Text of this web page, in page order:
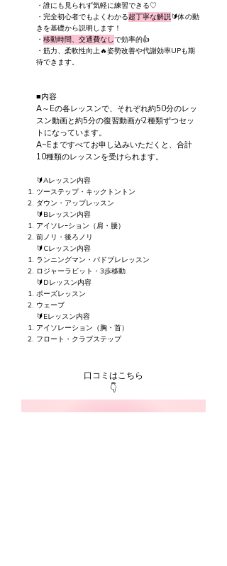
・誰にも見られず気軽に練習できる♡
・完全初心者でもよくわかる超丁寧な解説🔰体の動
きを基礎から説明します！
・ 移動時間、交通費なしで効率的👍
・筋力、柔軟性向上🔥姿勢改善や代謝効率UPも期
待できます。
■内容
A～Eの各レッスンで、それぞれ約50分のレッ
スン動画と約5分の復習動画が2種類ずつセッ
トになっています。
A~Eまですべてお申し込みいただくと、合計
10種類のレッスンを受けられます。
🔰Aレッスン内容
ツーステップ・キックトントン
ダウン・アップレッスン
🔰Bレッスン内容
アイソレｰション（肩・腰）
前ノリ・後ろノリ
🔰Cレッスン内容
ランニングマン・パドブレレッスン
ロジャーラビット・3歩移動
🔰Dレッスン内容
ポーズレッスン
ウェーブ
🔰Eレッスン内容
アイソレーション（胸・首）
​フロート・クラブステップ
口コミはこちら
​👇